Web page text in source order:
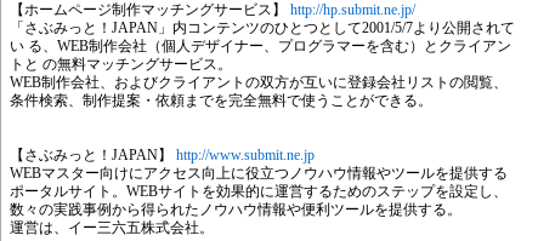
【ホームページ制作マッチングサービス】 http://hp.submit.ne.jp/
「さぶみっと！JAPAN」内コンテンツのひとつとして2001/5/7より公開されて
い る、WEB制作会社（個人デザイナー、プログラマーを含む）とクライアン
トと の無料マッチングサービス。
WEB制作会社、およびクライアントの双方が互いに登録会社リストの閲覧、
条件検索、制作提案・依頼までを完全無料で使うことができる。
【さぶみっと！JAPAN】 http://www.submit.ne.jp
WEBマスター向けにアクセス向上に役立つノウハウ情報やツールを提供する
ポータルサイト。WEBサイトを効果的に運営するためのステップを設定し、
数々の実践事例から得られたノウハウ情報や便利ツールを提供する。
運営は、イー三六五株式会社。